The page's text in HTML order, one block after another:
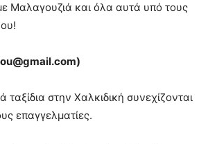
Μαλαγουζιά και όλα αυτά υπό τους
@gmail.com)
ταξίδια στην Χαλκιδική συνεχίζονται
επαγγελματίες.